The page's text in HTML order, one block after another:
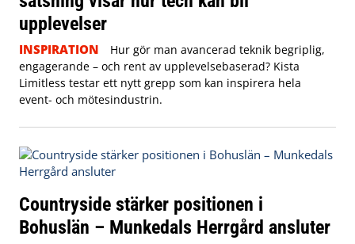
upplevelser
INSPIRATION
Hur gör man avancerad teknik begriplig,
engagerande – och rent av upplevelsebaserad? Kista
Limitless testar ett nytt grepp som kan inspirera hela
event- och mötesindustrin.
Countryside stärker positionen i
Bohuslän – Munkedals Herrgård ansluter